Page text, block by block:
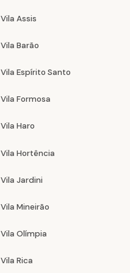
Vila Assis
Vila Barão
Vila Espírito Santo
Vila Formosa
Vila Haro
Vila Hortência
Vila Jardini
Vila Mineirão
Vila Olímpia
Vila Rica